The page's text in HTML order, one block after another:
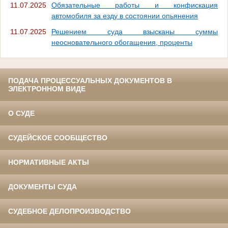
11.07.2025
Обязательные работы и конфискация
автомобиля за езду в состоянии опьянения
11.07.2025
Решением суда взысканы суммы
неосновательного обогащения, проценты
ПОДАЧА ПРОЦЕССУАЛЬНЫХ ДОКУМЕНТОВ В
ЭЛЕКТРОННОМ ВИДЕ
О СУДЕ
СУДЕЙСКОЕ СООБЩЕСТВО
НОРМАТИВНЫЕ АКТЫ
ДОКУМЕНТЫ СУДА
СУДЕБНОЕ ДЕЛОПРОИЗВОДСТВО